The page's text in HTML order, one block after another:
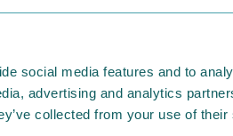
social media features and to
advertising and analytics
collected from your use of